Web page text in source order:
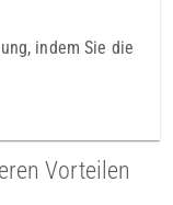
indem Sie die
Vorteilen